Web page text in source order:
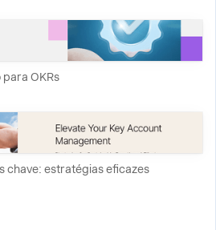
OKRs
chave: estratégias eficazes